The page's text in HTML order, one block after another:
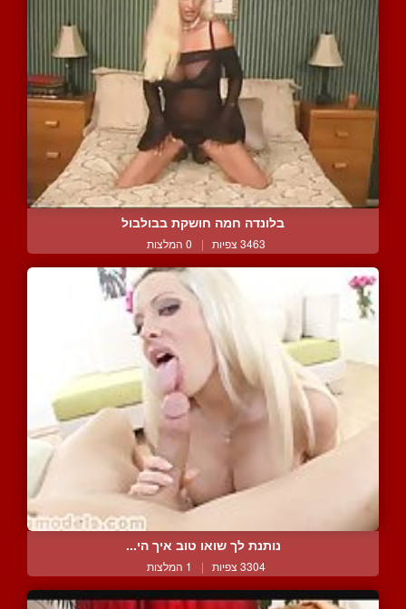
בלונדה חמה חושקת בבולבול
3463 צפיות | 0 המלצות
נותנת לך שואו טוב איך הי...
3304 צפיות | 1 המלצות